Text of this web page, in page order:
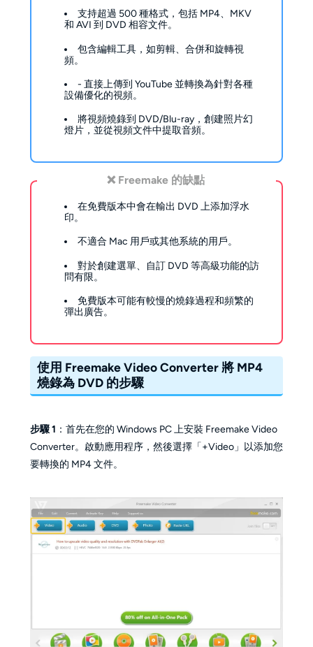
支持超過 500 種格式，包括 MP4、MKV
和 AVI 到 DVD 相容文件。
包含編輯工具，如剪輯、合併和旋轉視
頻。
- 直接上傳到 YouTube 並轉換為針對各種
設備優化的視頻。
將視頻燒錄到 DVD/Blu-ray，創建照片幻
燈片，並從視頻文件中提取音頻。
❌ Freemake 的缺點
在免費版本中會在輸出 DVD 上添加浮水
印。
不適合 Mac 用戶或其他系統的用戶。
對於創建選單、自訂 DVD 等高級功能的訪
問有限。
免費版本可能有較慢的燒錄過程和頻繁的
彈出廣告。
使用 Freemake Video Converter 將 MP4
燒錄為 DVD 的步驟
步驟 1 ：首先在您的 Windows PC 上安裝 Freemake Video
Converter。啟動應用程序，然後選擇「+Video」以添加您
要轉換的 MP4 文件。